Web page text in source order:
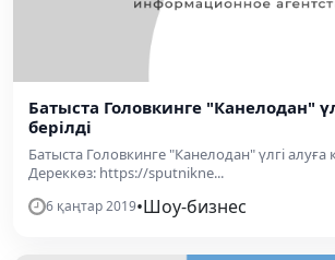
Батыста Головкинге "Канелодан"
берілді
Батыста Головкинге "Канелодан" үлгі алуға
Дереккөз: https://sputnikne...
6 қаңтар 2019•Шоу-бизнес